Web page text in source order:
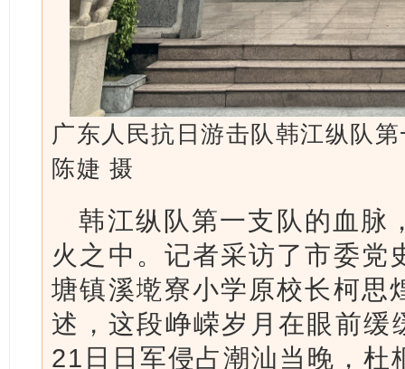
广东人民抗日游击队韩江纵队
陈婕 摄
韩江纵队第一支队的血脉
火之中。记者采访了市委党
塘镇溪墘寮小学原校长柯思
述，这段峥嵘岁月在眼前
21日日军侵占潮汕当晚，杜